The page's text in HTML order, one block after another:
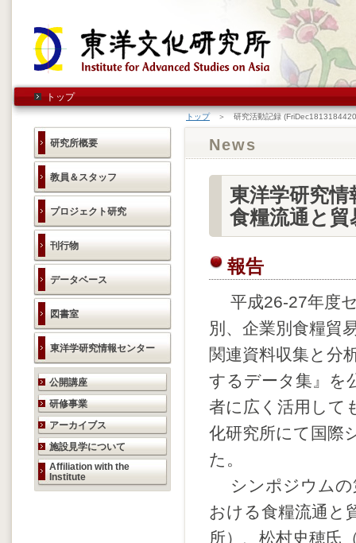
トップ
研究所概要
教員＆スタッフ
プロジェクト研究
刊行物
データベース
図書室
東洋学研究情報センター
研究活動のご案内
公開講座
研修事業
アーカイブス
施設見学について
Affiliation with the
Institute
トップ＞ 研究活動記録
News
東洋学研究
食糧流通と
報告
平成26-27年度
別、企業別食糧貿
関連資料収集と分
するデータ集』を
者に広く活用して
化研究所にて国際
た。
シンポジウムの
おける食糧流通と
所）、松村史穂氏